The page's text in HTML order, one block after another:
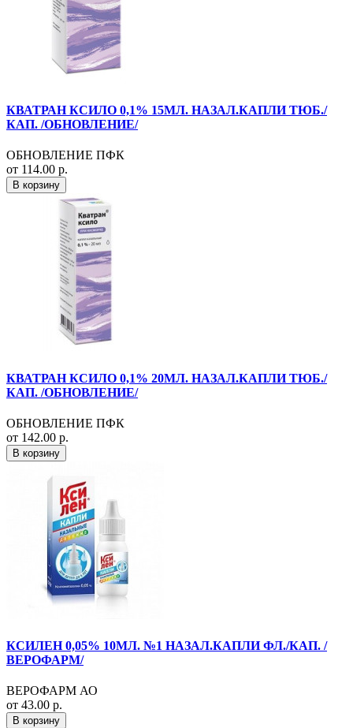
КВАТРАН КСИЛО 0,1% 15МЛ. НАЗАЛ.КАПЛИ ТЮБ./
КАП. /ОБНОВЛЕНИЕ/
ОБНОВЛЕНИЕ ПФК
от 114.00 р.
В корзину
КВАТРАН КСИЛО 0,1% 20МЛ. НАЗАЛ.КАПЛИ ТЮБ./
КАП. /ОБНОВЛЕНИЕ/
ОБНОВЛЕНИЕ ПФК
от 142.00 р.
В корзину
КСИЛЕН 0,05% 10МЛ. №1 НАЗАЛ.КАПЛИ ФЛ./КАП. /
ВЕРОФАРМ/
ВЕРОФАРМ АО
от 43.00 р.
В корзину